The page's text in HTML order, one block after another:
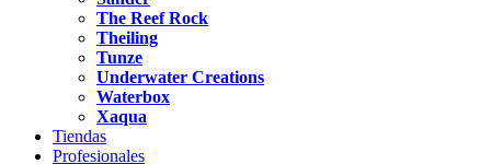
The Reef Rock
Theiling
Tunze
Underwater Creations
Waterbox
Xaqua
Tiendas
Profesionales